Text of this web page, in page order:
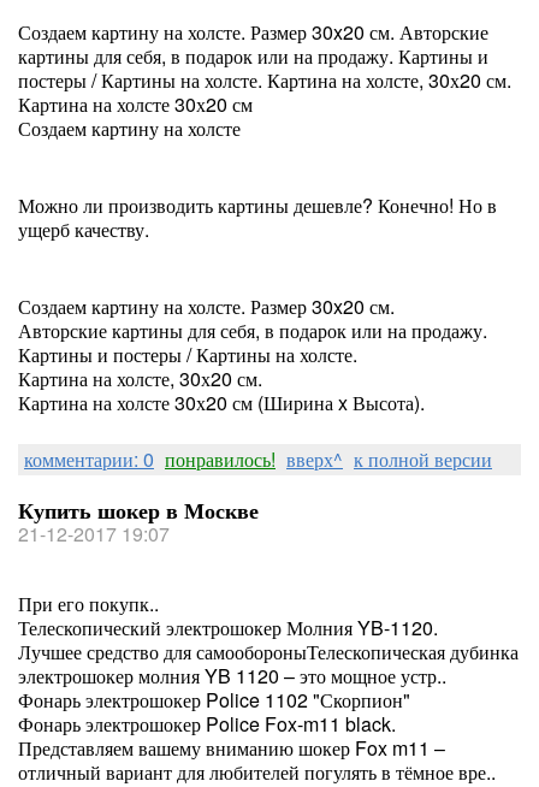
Создаем картину на холсте. Размер 30x20 см. Авторские
картины для себя, в подарок или на продажу. Картины и
постеры / Картины на холсте. Картина на холсте, 30х20 см.
Картина на холсте 30х20 см
Создаем картину на холсте
Можно ли производить картины дешевле? Конечно! Но в
ущерб качеству.
Создаем картину на холсте. Размер 30x20 см.
Авторские картины для себя, в подарок или на продажу.
Картины и постеры / Картины на холсте.
Картина на холсте, 30х20 см.
Картина на холсте 30х20 см (Ширина x Высота).
комментарии: 0 понравилось! вверх^ к полной версии
Купить шокер в Москве
21-12-2017 19:07
При его покупк..
Телескопический электрошокер Молния YB-1120.
Лучшее средство для самообороныТелескопическая дубинка
электрошокер молния YB 1120 – это мощное устр..
Фонарь электрошокер Police 1102 "Скорпион"
Фонарь электрошокер Police Fox-m11 black.
Представляем вашему вниманию шокер Fox m11 –
отличный вариант для любителей погулять в тёмное вре..